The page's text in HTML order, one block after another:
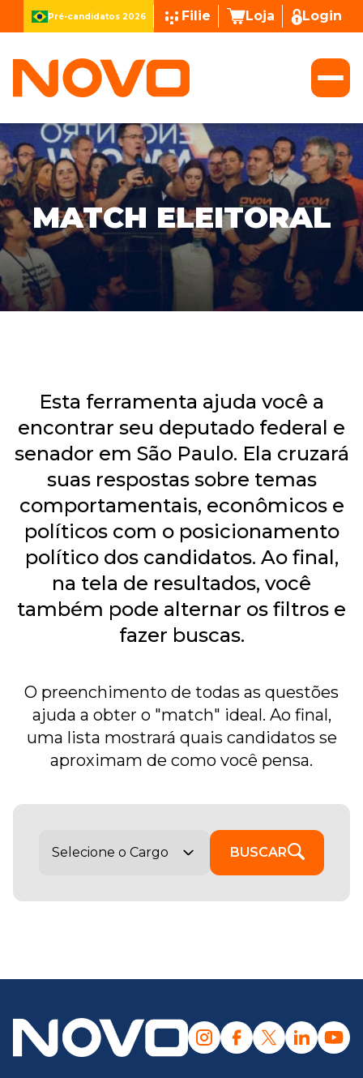
Pré-candidatos 2026 Filie Loja Login
MATCH ELEITORAL
Esta ferramenta ajuda você a
encontrar seu deputado federal e
senador em São Paulo. Ela cruzará
suas respostas sobre temas
comportamentais, econômicos e
políticos com o posicionamento
político dos candidatos. Ao final,
na tela de resultados, você
também pode alternar os filtros e
fazer buscas.
O preenchimento de todas as questões
ajuda a obter o "match" ideal. Ao final,
uma lista mostrará quais candidatos se
aproximam de como você pensa.
BUSCAR